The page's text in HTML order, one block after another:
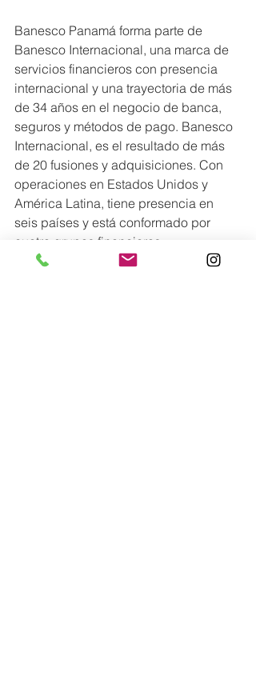
Banesco Panamá forma parte de
Banesco Internacional, una marca de
servicios financieros con presencia
internacional y una trayectoria de más
de 34 años en el negocio de banca,
seguros y métodos de pago. Banesco
Internacional, es el resultado de más
de 20 fusiones y adquisiciones. Con
operaciones en Estados Unidos y
América Latina, tiene presencia en
seis países y está conformado por
cuatro grupos financieros
independientes: Banesco USA